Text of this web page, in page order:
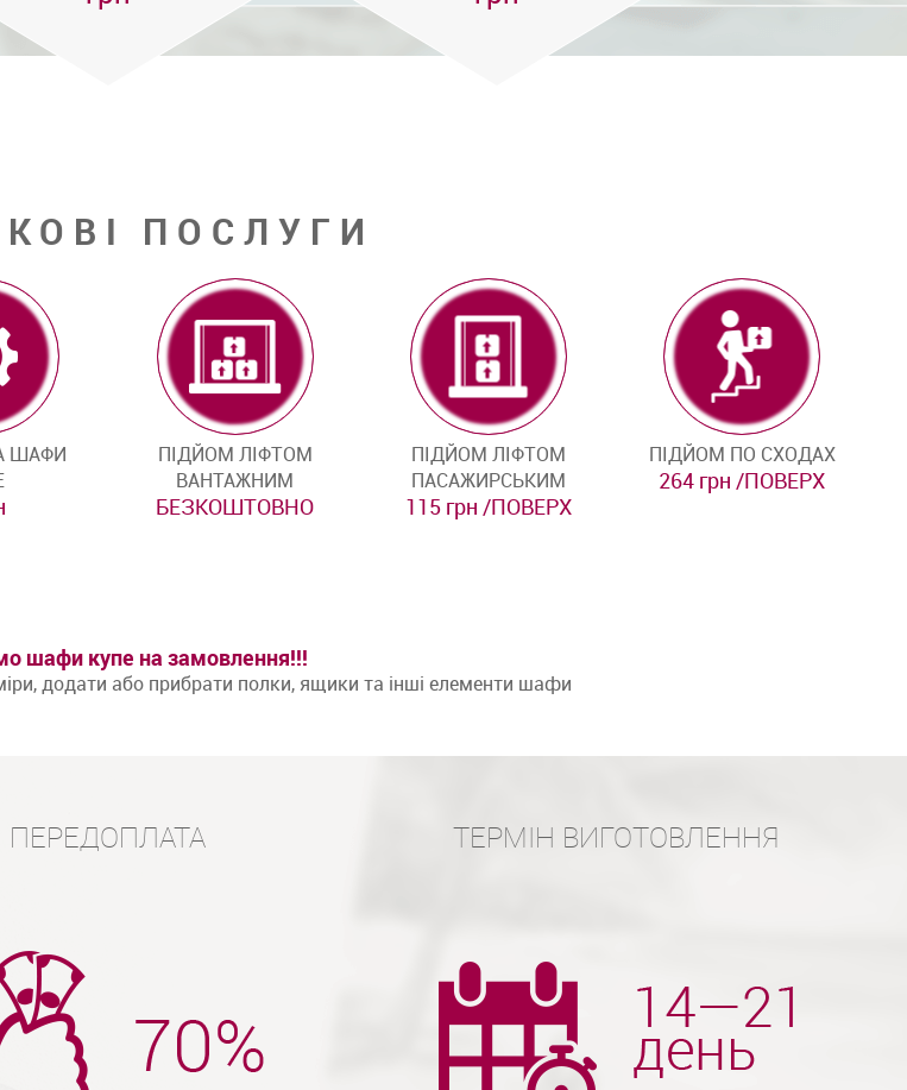
ПОСЛУГИ
ШАФИ
ПІДЙОМ ЛІФТОМ
ВАНТАЖНИМ
БЕЗКОШТОВНО
ПІДЙОМ ЛІФТОМ
ПАСАЖИРСЬКИМ
115 грн /ПОВЕРХ
ПІДЙОМ ПО СХОДАХ
264 грн /ПОВЕРХ
шафи купе на замовлення!!!
додати або прибрати полки, ящики та інші елементи шафи
ПЕРЕДОПЛАТА ТЕРМІН ВИГОТОВЛЕННЯ